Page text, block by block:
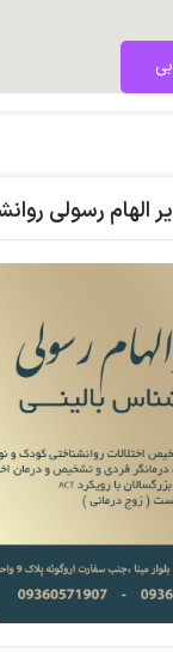
الهام رسولی